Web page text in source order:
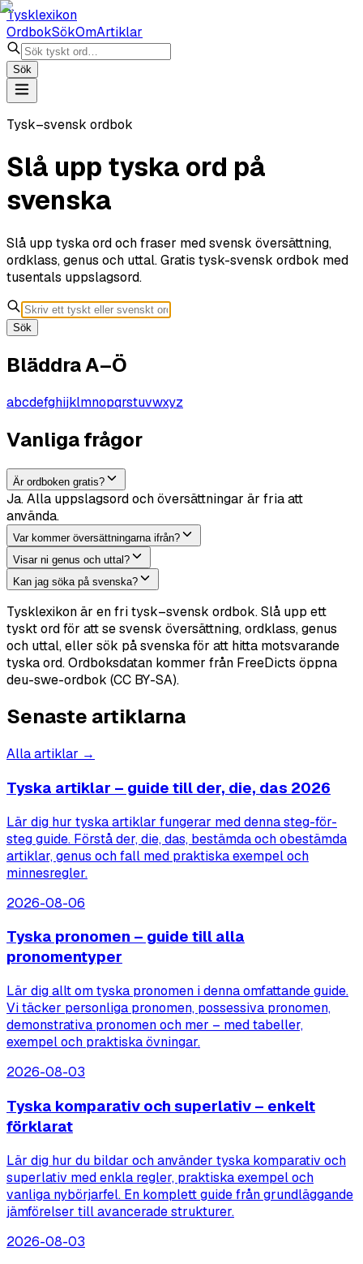
Tysklexikon
OrdbokSökOmArtiklar
Sök
Tysk–svensk ordbok
Slå upp tyska ord på
svenska
Slå upp tyska ord och fraser med svensk översättning,
ordklass, genus och uttal. Gratis tysk-svensk ordbok med
tusentals uppslagsord.
Sök
Bläddra A–Ö
abcdefghijklmnopqrstuvwxyz
Vanliga frågor
Är ordboken gratis?
Ja. Alla uppslagsord och översättningar är fria att
använda.
Var kommer översättningarna ifrån?
Visar ni genus och uttal?
Kan jag söka på svenska?
Tysklexikon är en fri tysk–svensk ordbok. Slå upp ett
tyskt ord för att se svensk översättning, ordklass, genus
och uttal, eller sök på svenska för att hitta motsvarande
tyska ord. Ordboksdatan kommer från FreeDicts öppna
deu-swe-ordbok (CC BY-SA).
Senaste artiklarna
Alla artiklar →
Tyska artiklar – guide till der, die, das 2026
Lär dig hur tyska artiklar fungerar med denna steg-för-
steg guide. Förstå der, die, das, bestämda och obestämda
artiklar, genus och fall med praktiska exempel och
minnesregler.
2026-08-06
Tyska pronomen – guide till alla
pronomentyper
Lär dig allt om tyska pronomen i denna omfattande guide.
Vi täcker personliga pronomen, possessiva pronomen,
demonstrativa pronomen och mer – med tabeller,
exempel och praktiska övningar.
2026-08-03
Tyska komparativ och superlativ – enkelt
förklarat
Lär dig hur du bildar och använder tyska komparativ och
superlativ med enkla regler, praktiska exempel och
vanliga nybörjarfel. En komplett guide från grundläggande
jämförelser till avancerade strukturer.
2026-08-03